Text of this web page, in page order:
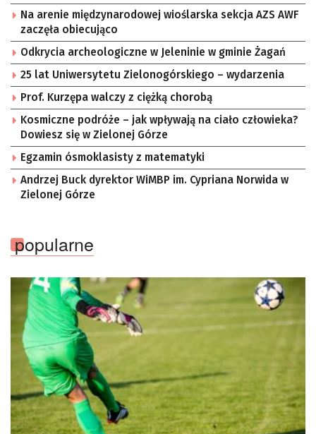
Na arenie międzynarodowej wioślarska sekcja AZS AWF
zaczęła obiecująco
Odkrycia archeologiczne w Jeleninie w gminie Żagań
25 lat Uniwersytetu Zielonogórskiego – wydarzenia
Prof. Kurzępa walczy z ciężką chorobą
Kosmiczne podróże – jak wpływają na ciało człowieka?
Dowiesz się w Zielonej Górze
Egzamin ósmoklasisty z matematyki
Andrzej Buck dyrektor WiMBP im. Cypriana Norwida w
Zielonej Górze
popularne